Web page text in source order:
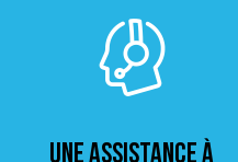
Une assistance à